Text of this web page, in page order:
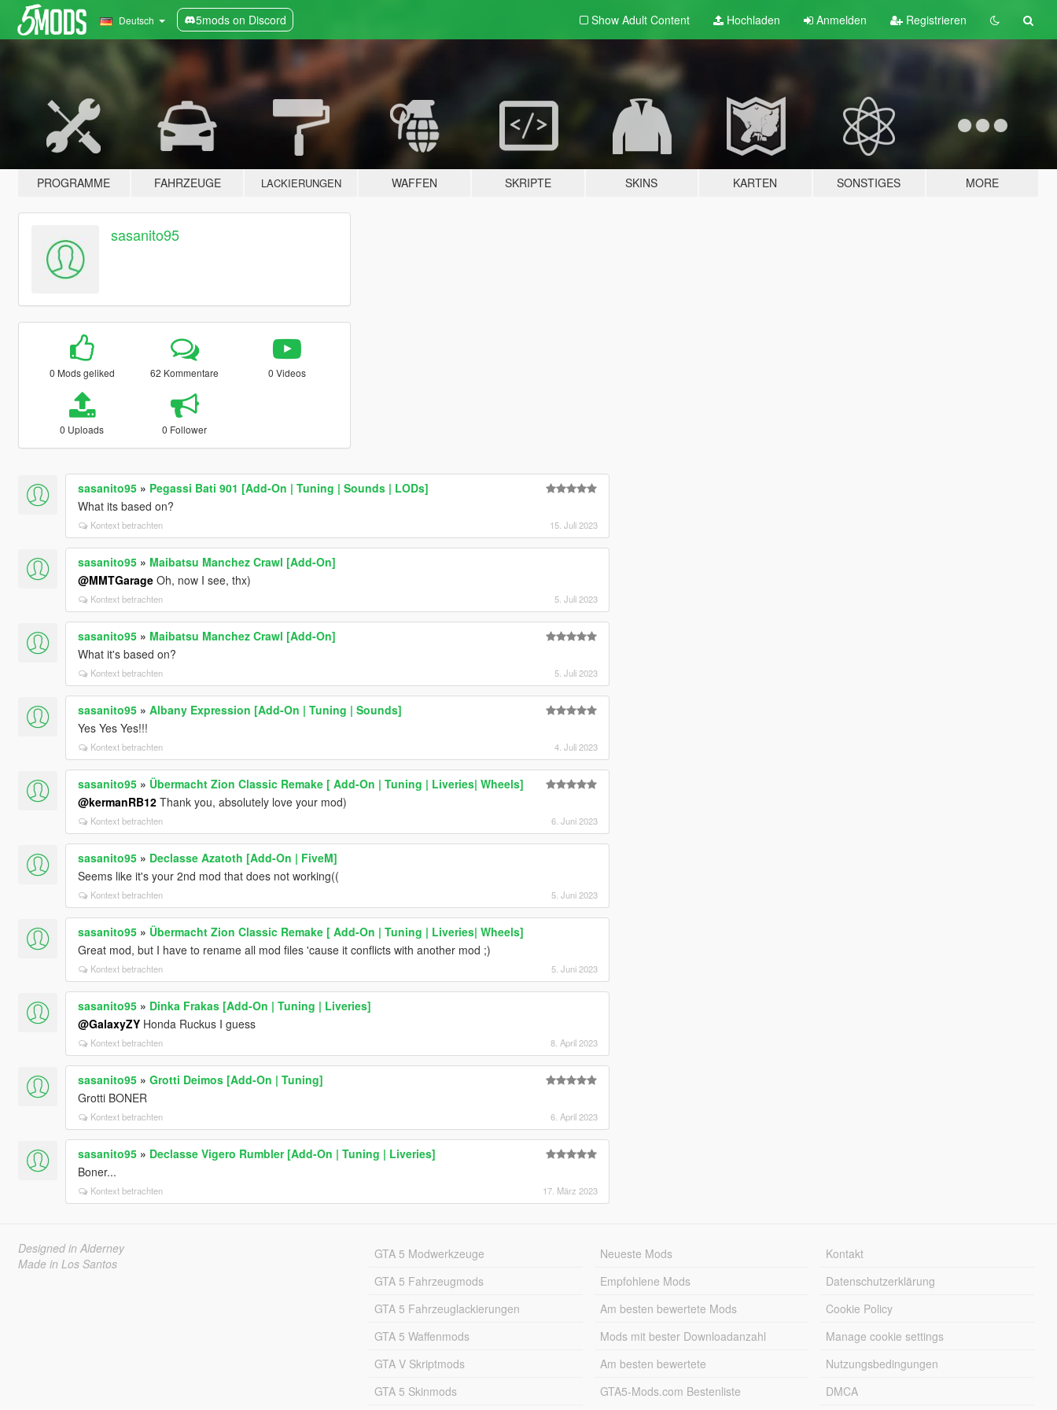
Deutsch 5mods on Discord Show Adult Content Hochladen Anmelden Registrieren
PROGRAMME FAHRZEUGE LACKIERUNGEN WAFFEN SKRIPTE SKINS KARTEN SONSTIGES MORE
sasanito95
0 Mods geliked 62 Kommentare 0 Videos
0 Uploads 0 Follower
sasanito95» Pegassi Bati 901 [Add-On | Tuning | Sounds | LODs]
What its based on?
Kontext betrachten 15. Juli 2023
sasanito95» Maibatsu Manchez Crawl [Add-On]
@MMTGarageOh, now I see, thx)
Kontext betrachten 5. Juli 2023
sasanito95» Maibatsu Manchez Crawl [Add-On]
What it's based on?
Kontext betrachten 5. Juli 2023
sasanito95» Albany Expression [Add-On | Tuning | Sounds]
Yes Yes Yes!!!
Kontext betrachten 4. Juli 2023
sasanito95» Übermacht Zion Classic Remake [ Add-On | Tuning | Liveries| Wheels]
@kermanRB12Thank you, absolutely love your mod)
Kontext betrachten 6. Juni 2023
sasanito95» Declasse Azatoth [Add-On | FiveM]
Seems like it's your 2nd mod that does not working((
Kontext betrachten 5. Juni 2023
sasanito95» Übermacht Zion Classic Remake [ Add-On | Tuning | Liveries| Wheels]
Great mod, but I have to rename all mod files 'cause it conflicts with another mod ;)
Kontext betrachten 5. Juni 2023
sasanito95» Dinka Frakas [Add-On | Tuning | Liveries]
@GalaxyZYHonda Ruckus I guess
Kontext betrachten 8. April 2023
sasanito95» Grotti Deimos [Add-On | Tuning]
Grotti BONER
Kontext betrachten 6. April 2023
sasanito95» Declasse Vigero Rumbler [Add-On | Tuning | Liveries]
Boner...
Kontext betrachten 17. März 2023
Designed in Alderney
Made in Los Santos
GTA 5 Modwerkzeuge
GTA 5 Fahrzeugmods
GTA 5 Fahrzeuglackierungen
GTA 5 Waffenmods
GTA V Skriptmods
GTA 5 Skinmods
Neueste Mods
Empfohlene Mods
Am besten bewertete Mods
Mods mit bester Downloadanzahl
Am besten bewertete
GTA5-Mods.com Bestenliste
Kontakt
Datenschutzerklärung
Cookie Policy
Manage cookie settings
Nutzungsbedingungen
DMCA